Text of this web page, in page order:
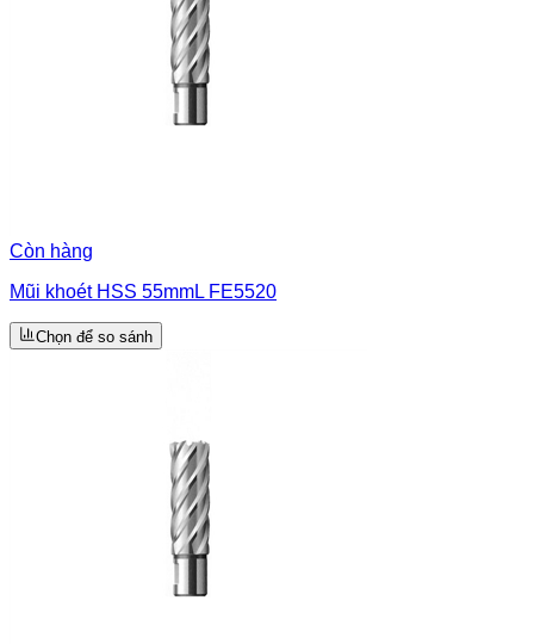
Còn hàng
Mũi khoét HSS 55mmL FE5520
Chọn để so sánh